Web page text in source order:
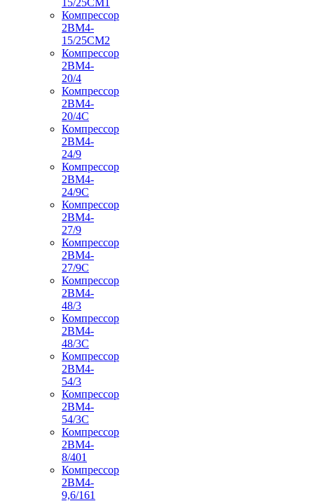
Компрессор
2ВМ4-
15/25СМ2
Компрессор
2ВМ4-
20/4
Компрессор
2ВМ4-
20/4С
Компрессор
2ВМ4-
24/9
Компрессор
2ВМ4-
24/9С
Компрессор
2ВМ4-
27/9
Компрессор
2ВМ4-
27/9С
Компрессор
2ВМ4-
48/3
Компрессор
2ВМ4-
48/3С
Компрессор
2ВМ4-
54/3
Компрессор
2ВМ4-
54/3С
Компрессор
2ВМ4-
8/401
Компрессор
2ВМ4-
9,6/161